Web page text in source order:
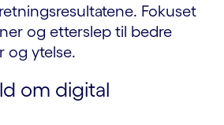
Fokuset
og etterslep til bedre
og ytelse.
om digital